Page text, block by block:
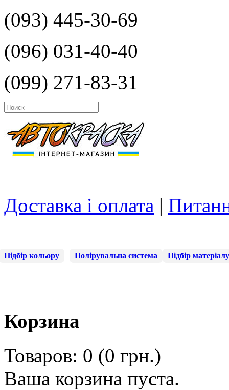
(093) 445-30-69
(096) 031-40-40
(099) 271-83-31
Доставка і оплата |
Підбір кольору Полірувальна система Підбір матеріалу
Корзина
Товаров: 0 (0 грн.)
Ваша корзина пуста.